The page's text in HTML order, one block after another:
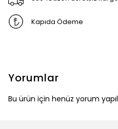
Kapıda Ödeme
Yorumlar
Bu ürün için henüz yorum